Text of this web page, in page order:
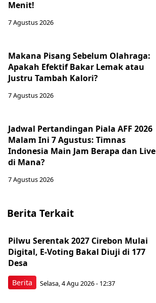
Menit!
7 Agustus 2026
Makana Pisang Sebelum Olahraga:
Apakah Efektif Bakar Lemak atau
Justru Tambah Kalori?
7 Agustus 2026
Jadwal Pertandingan Piala AFF 2026
Malam Ini 7 Agustus: Timnas
Indonesia Main Jam Berapa dan Live
di Mana?
7 Agustus 2026
Berita Terkait
Berita
Pilwu Serentak 2027 Cirebon Mulai
Digital, E-Voting Bakal Diuji di 177
Desa
Selasa, 4 Agu 2026 - 12:37